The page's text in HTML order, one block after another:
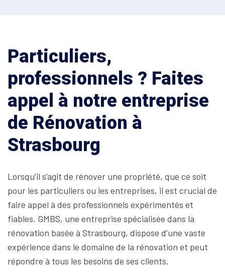
Particuliers,
professionnels ? Faites
appel à notre entreprise
de Rénovation à
Strasbourg
Lorsqu’il s’agit de rénover une propriété, que ce soit
pour les particuliers ou les entreprises, il est crucial de
faire appel à des professionnels expérimentés et
fiables. GMBS, une entreprise spécialisée dans la
rénovation basée à Strasbourg, dispose d’une vaste
expérience dans le domaine de la rénovation et peut
répondre à tous les besoins de ses clients.